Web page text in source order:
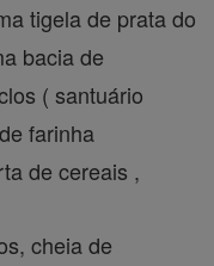
tigela de prata do
bacia de
( santuário
farinha
de cereais ,
cheia de